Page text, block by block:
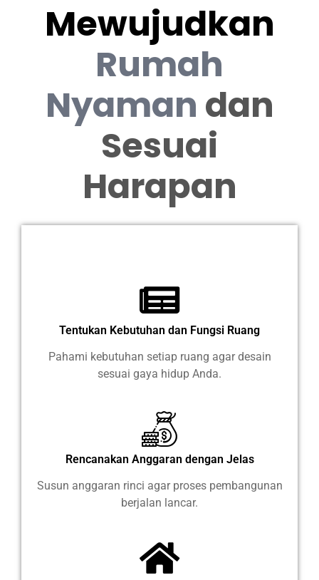
Mewujudkan
Rumah
Nyaman dan
Sesuai
Harapan
Tentukan Kebutuhan dan Fungsi Ruang
Pahami kebutuhan setiap ruang agar desain
sesuai gaya hidup Anda.
Rencanakan Anggaran dengan Jelas
Susun anggaran rinci agar proses pembangunan
berjalan lancar.